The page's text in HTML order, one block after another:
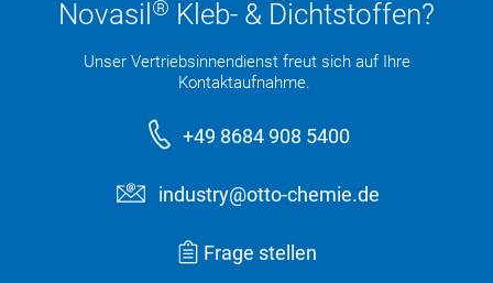
Novasil ® Kleb- & Dichtstoffen?
Unser Vertriebsinnendienst freut sich auf Ihre
Kontaktaufnahme.
+49 8684 908 5400
industry@otto-chemie.de
Frage stellen